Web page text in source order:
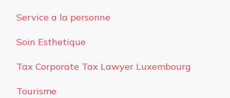
Service a la personne
Soin Esthetique
Tax Corporate Tax Lawyer Luxembourg
Tourisme